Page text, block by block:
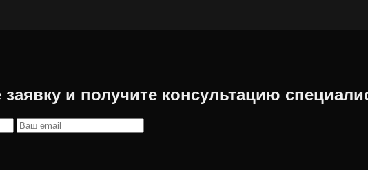
заявку и получите консультацию